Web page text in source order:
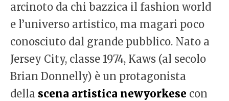
arcinoto da chi bazzica il fashion world
e l’universo artistico, ma magari poco
conosciuto dal grande pubblico. Nato a
Jersey City, classe 1974, Kaws (al secolo
Brian Donnelly) è un protagonista
della scena artistica newyorkese con